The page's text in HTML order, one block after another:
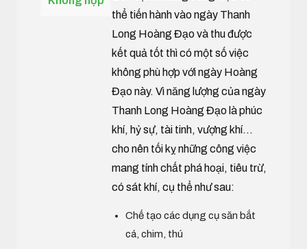
thể tiến hành vào ngày Thanh
Long Hoàng Đạo và thu được
kết quả tốt thì có một số việc
không phù hợp với ngày Hoàng
Đạo này. Vì năng lượng của ngày
Thanh Long Hoàng Đạo là phúc
khí, hỷ sự, tài tinh, vượng khí...
cho nên tối kỵ những công việc
mang tính chất phá hoại, tiêu trừ,
có sát khí, cụ thể như sau:
Chế tạo các dụng cụ săn bắt
cá, chim, thú